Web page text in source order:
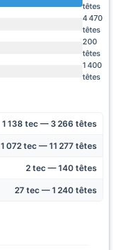
têtes
4 470
têtes
200
têtes
1 400
têtes
1 138 tec — 3 266 têtes
1 072 tec — 11 277 têtes
2 tec — 140 têtes
27 tec — 1 240 têtes